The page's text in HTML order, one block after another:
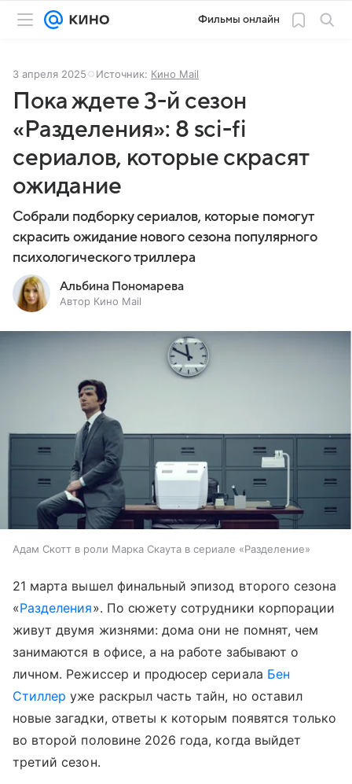
Фильмы онлайн
3 апреля 2025 Источник: Кино Mail
Пока ждете 3-й сезон
«Разделения»: 8 sci-fi
сериалов, которые скрасят
ожидание
Собрали подборку сериалов, которые помогут
скрасить ожидание нового сезона популярного
психологического триллера
Альбина Пономарева
Автор Кино Mail
Адам Скотт в роли Марка Скаута в сериале «Разделение»
21 марта вышел финальный эпизод второго сезона
«Разделения». По сюжету сотрудники корпорации
живут двумя жизнями: дома они не помнят, чем
занимаются в офисе, а на работе забывают о
личном. Режиссер и продюсер сериала Бен
Стиллер уже раскрыл часть тайн, но оставил
новые загадки, ответы к которым появятся только
во второй половине 2026 года, когда выйдет
третий сезон.